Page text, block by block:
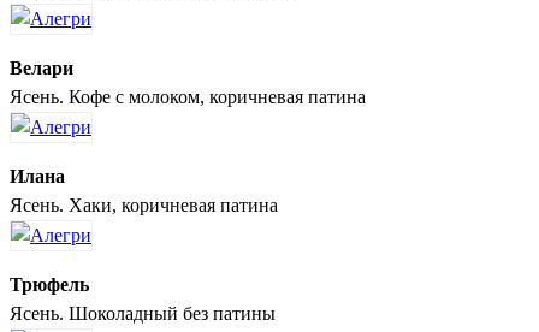
Велари
Ясень. Кофе с молоком, коричневая патина
Илана
Ясень. Хаки, коричневая патина
Трюфель
Ясень. Шоколадный без патины